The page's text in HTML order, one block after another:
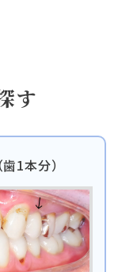
す
1本分）